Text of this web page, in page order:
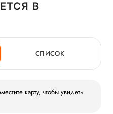
В
СПИСОК
карту, чтобы увидеть